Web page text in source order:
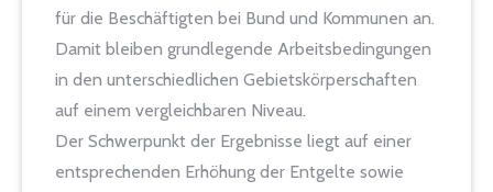
für die Beschäftigten bei Bund und Kommunen an.
Damit bleiben grundlegende Arbeitsbedingungen
in den unterschiedlichen Gebietskörperschaften
auf einem vergleichbaren Niveau.
Der Schwerpunkt der Ergebnisse liegt auf einer
entsprechenden Erhöhung der Entgelte sowie